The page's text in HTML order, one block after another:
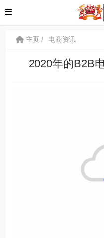
主页 电商资讯
2020年的B2B